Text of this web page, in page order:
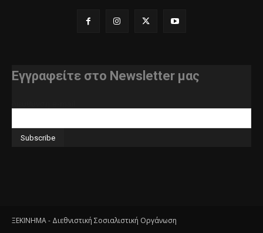
Εγγραφείτε στο Newsletter μας
ΞΕΚΙΝΗΜΑ - Διεθνιστική Σοσιαλιστική Οργάνωση